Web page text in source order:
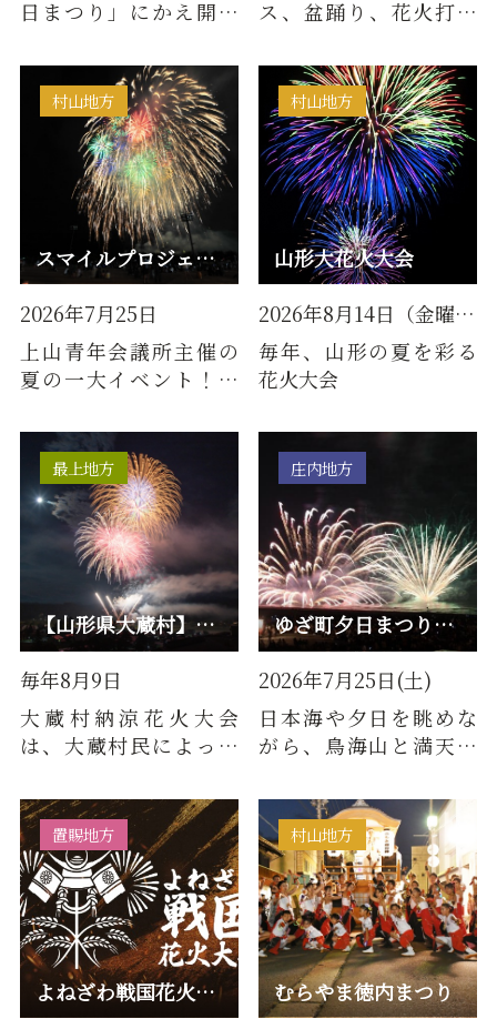
日まつり」にかえ開催
間で開催します。開催に
あたり…
ス、盆踊り、花火打ち
ます。屋台・キッチンカ
ーも多…
スマイルプロジェクト☆かみのやま
村山地方
2026年7月25日
上山青年会議所主催の
夏の一大イベント！露
着付けブース、フィナ
ーレを…
山形大花火大会
村山地方
2026年8月14日（金曜日）
毎年、山形の夏を彩る
花火大会
【山形県大蔵村】大蔵村納涼花火大会
最上地方
毎年8月9日
大蔵村納涼花火大会
は、大蔵村民によって
す。赤ちゃん号をはじめ
お孫さん…
ゆざ町夕日まつり 遊佐町民花火大会
庄内地方
2026年7月25日(土)
日本海や夕日を眺めな
がら、鳥海山と満天の
い物を食べながら見る
花火大会…
よねざわ戦国花火大会
置賜地方
むらやま徳内まつり
村山地方